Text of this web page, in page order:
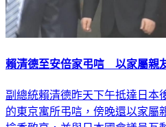
賴清德至安倍家弔唁 以家屬親
副總統賴清德昨天下午抵達日本
的東京寓所弔唁，傍晚還以家屬